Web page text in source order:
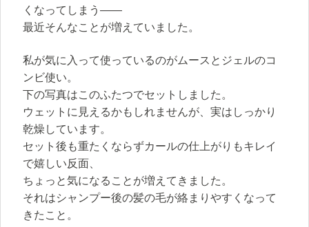
くなってしまう——
最近そんなことが増えていました。
私が気に入って使っているのがムースとジェルのコ
ンビ使い。
下の写真はこのふたつでセットしました。
ウェットに見えるかもしれませんが、実はしっかり
乾燥しています。
セット後も重たくならずカールの仕上がりもキレイ
で嬉しい反面、
ちょっと気になることが増えてきました。
それはシャンプー後の髪の毛が絡まりやすくなって
きたこと。